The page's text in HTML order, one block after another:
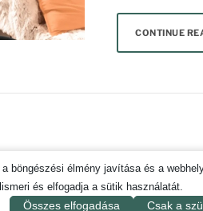
CONTINUE
ADATKEZELÉSI SZABÁLYZAT SZERZŐI
© 2019-2026. CSAK
böngészési élmény javítása és a
és elfogadja a sütik használatát.
Összes elfogadása Csak a